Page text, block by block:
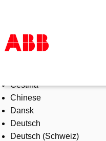
Products & Solutions
Industries
Services
About us
Where to buy
Čeština
Chinese
Dansk
Deutsch
Deutsch (Schweiz)